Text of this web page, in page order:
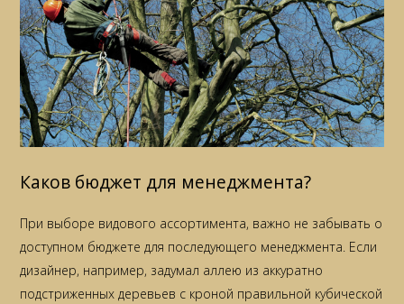
Каков бюджет для менеджмента?
При выборе видового ассортимента, важно не забывать о
доступном бюджете для последующего менеджмента. Если
дизайнер, например, задумал аллею из аккуратно
подстриженных деревьев с кроной правильной кубической